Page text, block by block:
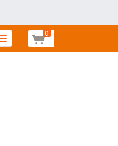
0
Toggle
navigation